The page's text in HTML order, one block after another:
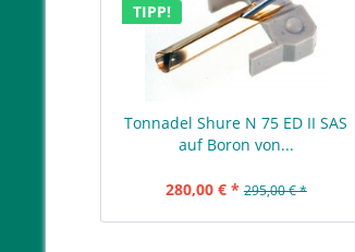
TIPP!
Tonnadel Shure N 75 ED II SAS
auf Boron von...
280,00 € * 295,00 € *